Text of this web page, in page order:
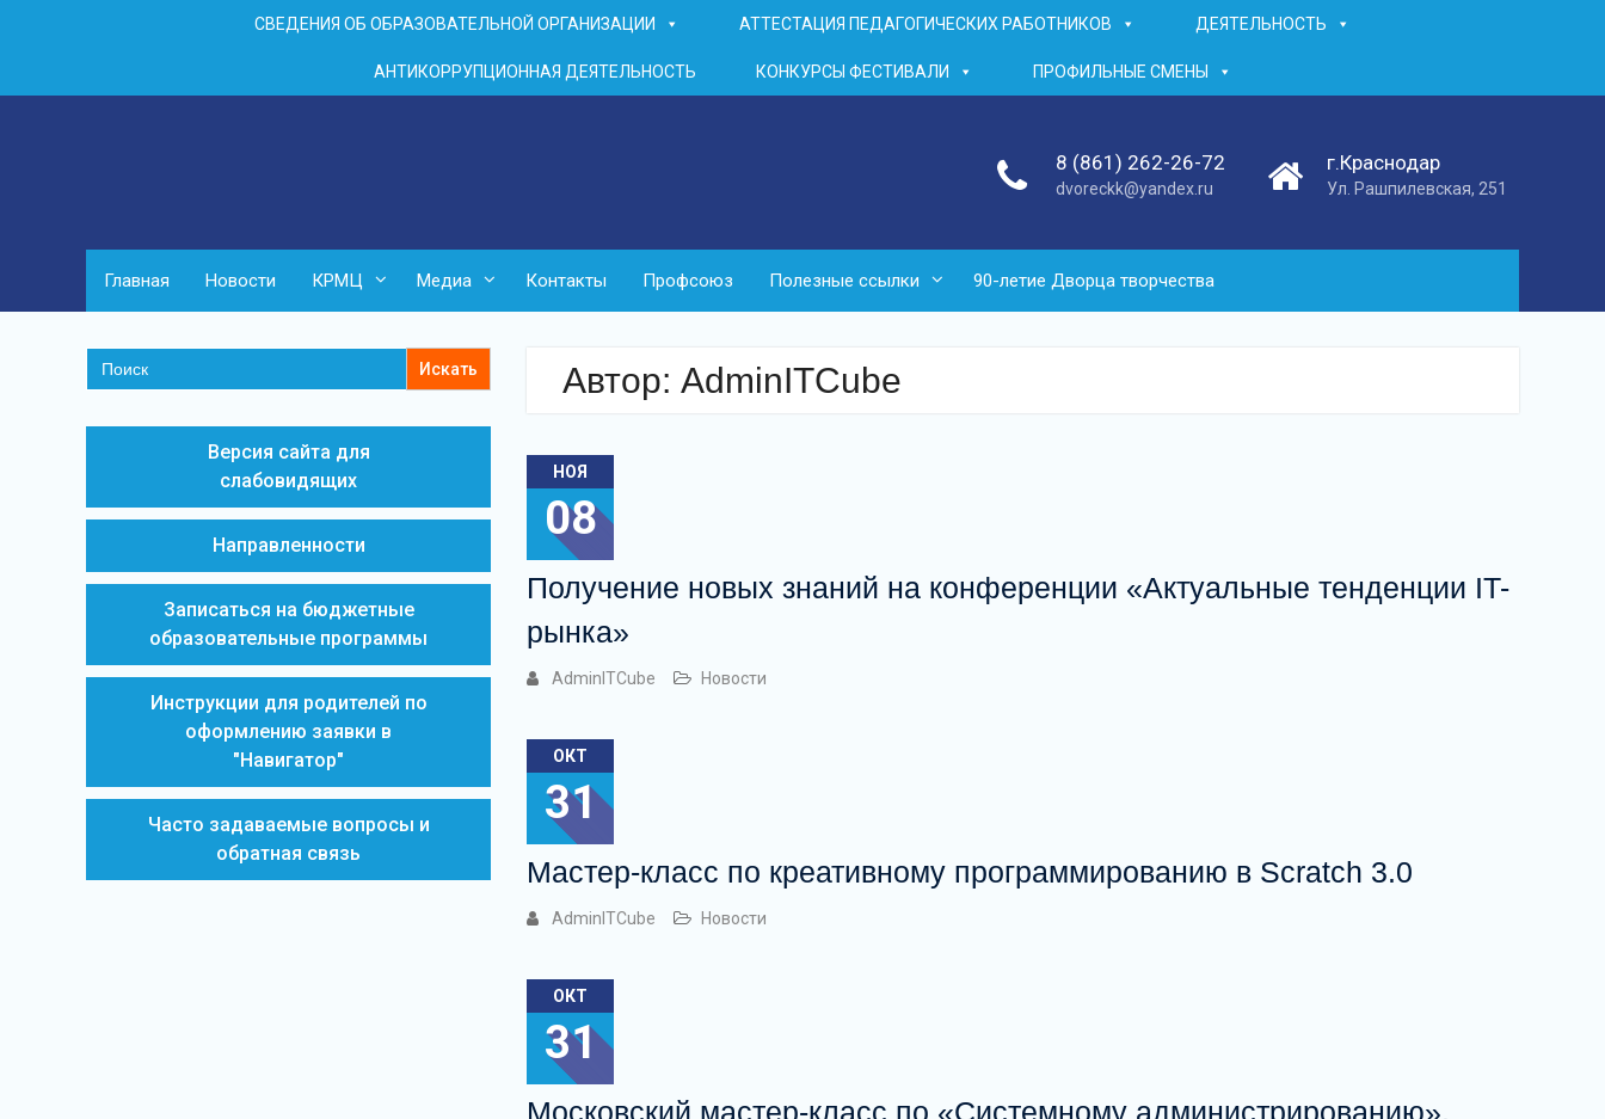
СВЕДЕНИЯ ОБ ОБРАЗОВАТЕЛЬНОЙ ОРГАНИЗАЦИИ АТТЕСТАЦИЯ ПЕДАГОГИЧЕСКИХ РАБОТНИКОВ ДЕЯТЕЛЬНОСТЬ
АНТИКОРРУПЦИОННАЯ ДЕЯТЕЛЬНОСТЬ КОНКУРСЫ ФЕСТИВАЛИ ПРОФИЛЬНЫЕ СМЕНЫ
8 (861) 262-26-72
dvoreckk@yandex.ru
г.Краснодар
Ул. Рашпилевская, 251
Главная Новости КРМЦ Медиа Контакты Профсоюз Полезные ссылки 90-летие Дворца творчества
Автор: AdminITCube
НОЯ
08
Получение новых знаний на конференции «Актуальные тенденции IT-
рынка»
AdminITCube Новости
ОКТ
31
Мастер-класс по креативному программированию в Scratch 3.0
AdminITCube Новости
ОКТ
31
Московский мастер-класс по «Системному администрированию».
Search
for:
Версия сайта для
слабовидящих
Направленности
Записаться на бюджетные
образовательные программы
Инструкции для родителей по
оформлению заявки в
"Навигатор"
Часто задаваемые вопросы и
обратная связь